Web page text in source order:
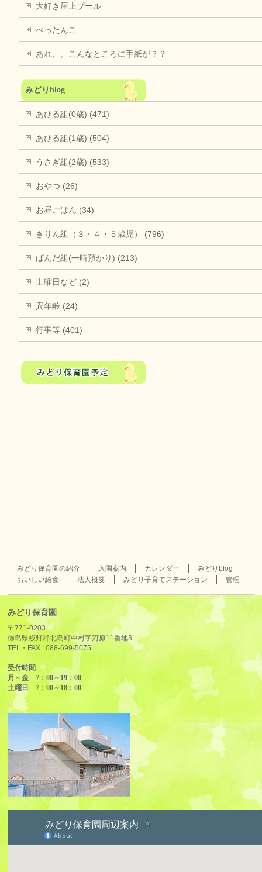
大好き屋上プール
ぺったんこ
あれ、、こんなところに手紙が？？
みどりblog
あひる組(0歳) (471)
あひる組(1歳) (504)
うさぎ組(2歳) (533)
おやつ (26)
お昼ごはん (34)
きりん組（３・４・５歳児） (796)
ぱんだ組(一時預かり) (213)
土曜日など (2)
異年齢 (24)
行事等 (401)
みどり保育園の紹介 入園案内 カレンダー
みどりblog
おいしい給食
法人概要 みどり子育てステーション 管理
みどり保育園
〒771-0203
徳島県板野郡北島町中村字河原11番地3
TEL・FAX :088-699-5075
受付時間
月～金 7：00～19：00
土曜日 7：00～18：00